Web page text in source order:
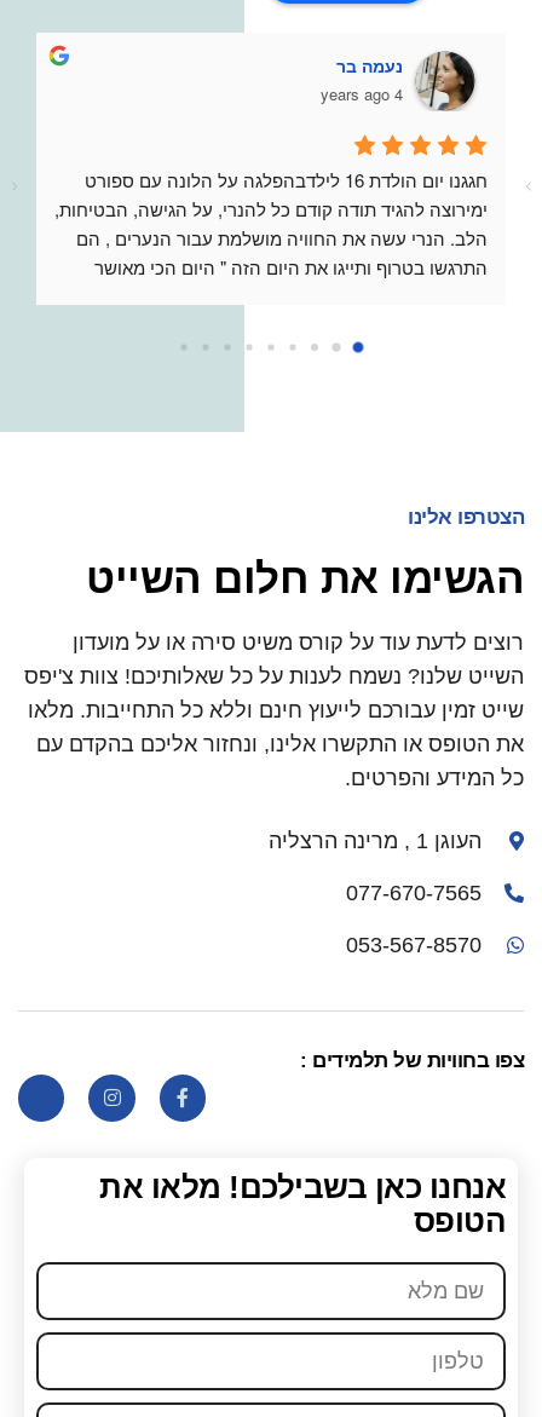
נעמה בר
4 years ago
הצטרפו אלינו
הגשימו את חלום השייט
רוצים לדעת עוד על קורס משיט סירה או על מועדון
השייט שלנו? נשמח לענות על כל שאלותיכם! צוות צ'יפס
שייט זמין עבורכם לייעוץ חינם וללא כל התחייבות. מלאו
את הטופס או התקשרו אלינו, ונחזור אליכם בהקדם עם
כל המידע והפרטים.
העוגן 1 , מרינה הרצליה
077-670-7565
053-567-8570
צפו בחוויות של תלמידים :
אנחנו כאן בשבילכם! מלאו את
הטופס